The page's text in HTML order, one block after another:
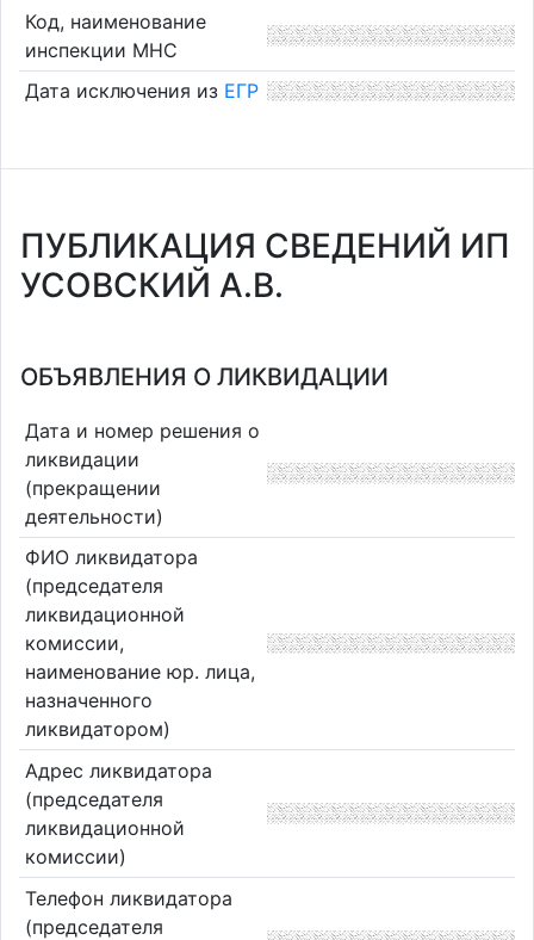
Код, наименование
инспекции МНС
Дата исключения из ЕГР
ПУБЛИКАЦИЯ СВЕДЕНИЙ ИП
УСОВСКИЙ А.В.
ОБЪЯВЛЕНИЯ О ЛИКВИДАЦИИ
Дата и номер решения о
ликвидации
(прекращении
деятельности)
ФИО ликвидатора
(председателя
ликвидационной
комиссии,
наименование юр. лица,
назначенного
ликвидатором)
Адрес ликвидатора
(председателя
ликвидационной
комиссии)
Телефон ликвидатора
(председателя